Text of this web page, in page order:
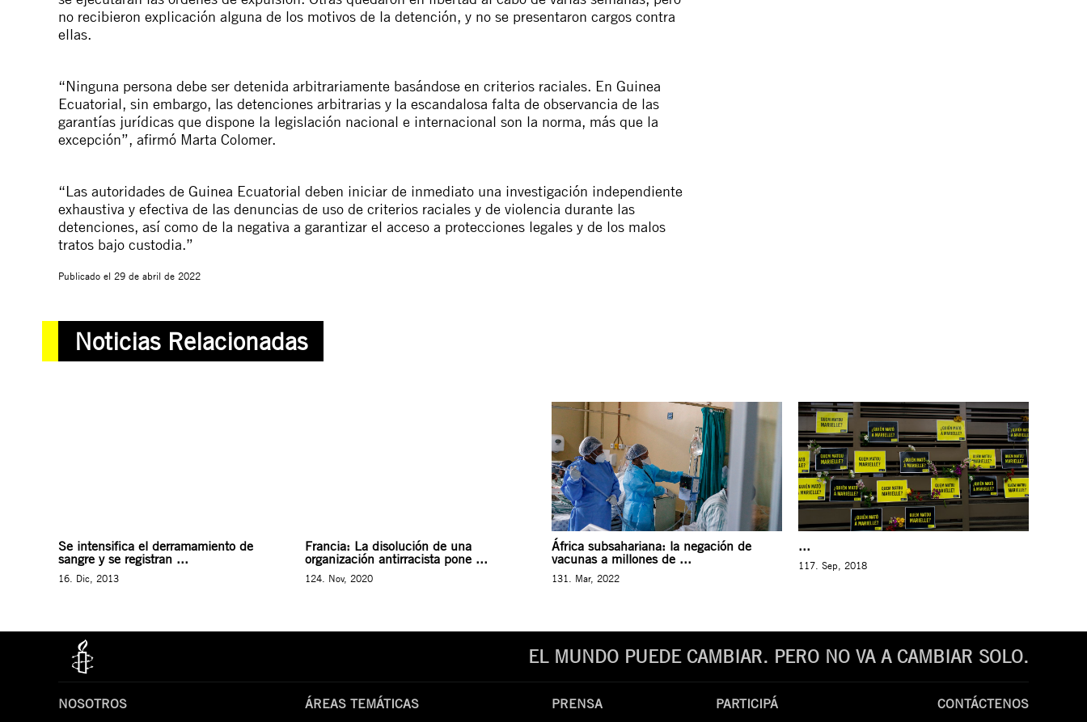
no recibieron explicación alguna de los motivos de la detención, y no se presentaron cargos contra
ellas.
“Ninguna persona debe ser detenida arbitrariamente basándose en criterios raciales. En Guinea
Ecuatorial, sin embargo, las detenciones arbitrarias y la escandalosa falta de observancia de las
garantías jurídicas que dispone la legislación nacional e internacional son la norma, más que la
excepción”, afirmó Marta Colomer.
“Las autoridades de Guinea Ecuatorial deben iniciar de inmediato una investigación independiente
exhaustiva y efectiva de las denuncias de uso de criterios raciales y de violencia durante las
detenciones, así como de la negativa a garantizar el acceso a protecciones legales y de los malos
tratos bajo custodia.”
Publicado el 29 de abril de 2022
Noticias Relacionadas
Se intensifica el derramamiento de
sangre y se registran ...
16. Dic, 2013
Francia: La disolución de una
organización antirracista pone ...
124. Nov, 2020
África subsahariana: la negación de
vacunas a millones de ...
131. Mar, 2022
...
117. Sep, 2018
EL MUNDO PUEDE CAMBIAR. PERO NO VA A CAMBIAR SOLO.
NOSOTROS ÁREAS TEMÁTICAS PRENSA PARTICIPÁ CONTÁCTENOS